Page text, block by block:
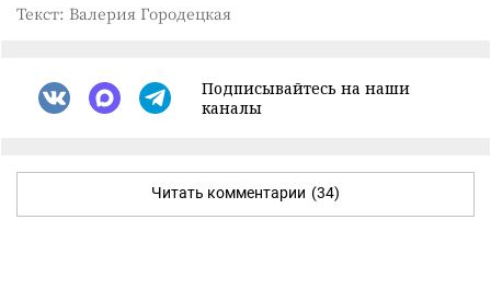
Текст: Валерия Городецкая
Подписывайтесь на наши
каналы
Читать комментарии (34)